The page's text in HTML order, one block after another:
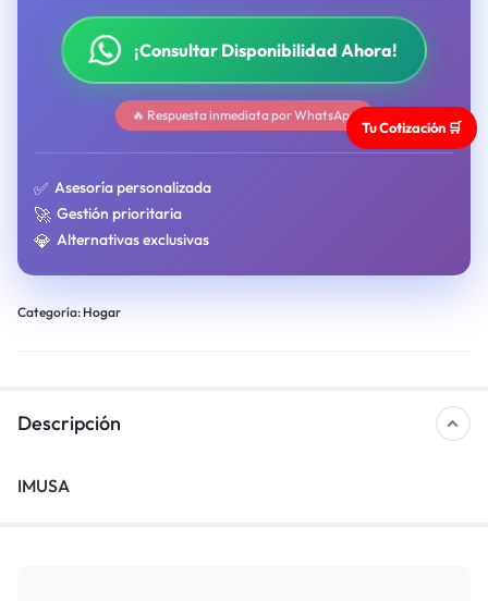
¡Consultar Disponibilidad Ahora!
🔥 Respuesta inmediata por WhatsApp
✅ Asesoría personalizada
🚀 Gestión prioritaria
💎 Alternativas exclusivas
Categoría: Hogar
Descripción
IMUSA
Tu Cotización 🛒